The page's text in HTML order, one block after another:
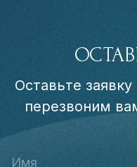
Оставьте
перезвоним